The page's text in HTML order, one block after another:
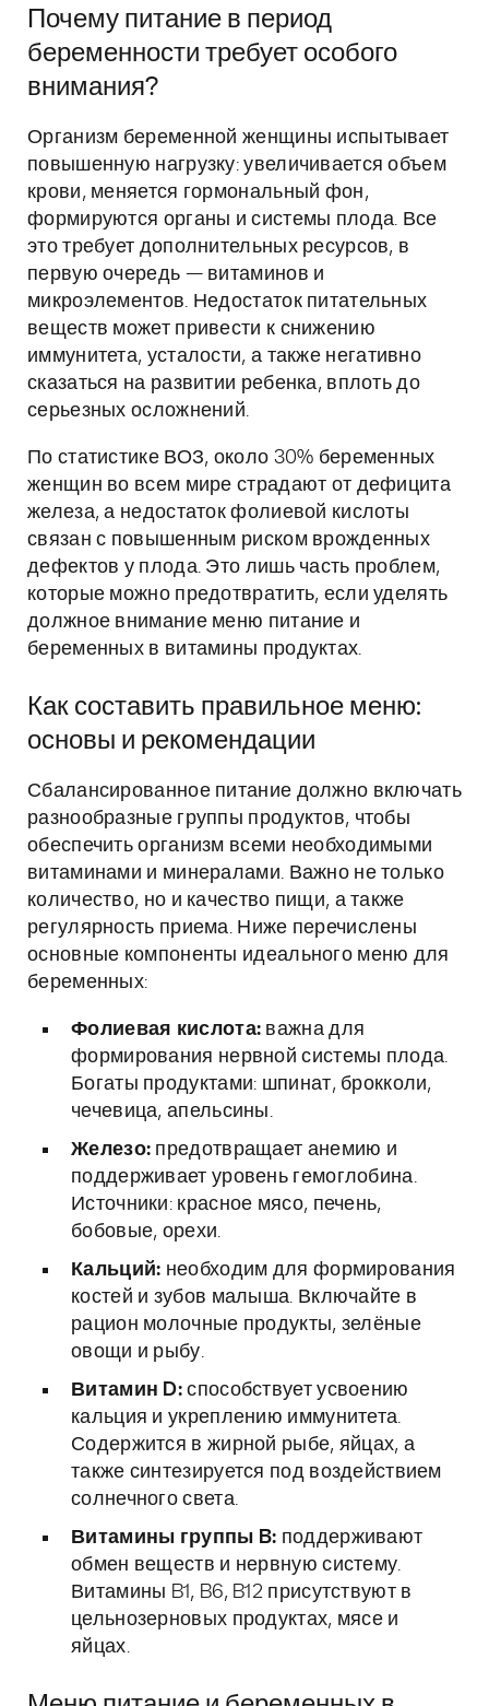
Почему питание в период
беременности требует особого
внимания?
Организм беременной женщины испытывает
повышенную нагрузку: увеличивается объем
крови, меняется гормональный фон,
формируются органы и системы плода. Все
это требует дополнительных ресурсов, в
первую очередь — витаминов и
микроэлементов. Недостаток питательных
веществ может привести к снижению
иммунитета, усталости, а также негативно
сказаться на развитии ребенка, вплоть до
серьезных осложнений.
По статистике ВОЗ, около 30% беременных
женщин во всем мире страдают от дефицита
железа, а недостаток фолиевой кислоты
связан с повышенным риском врожденных
дефектов у плода. Это лишь часть проблем,
которые можно предотвратить, если уделять
должное внимание меню питание и
беременных в витамины продуктах.
Как составить правильное меню:
основы и рекомендации
Сбалансированное питание должно включать
разнообразные группы продуктов, чтобы
обеспечить организм всеми необходимыми
витаминами и минералами. Важно не только
количество, но и качество пищи, а также
регулярность приема. Ниже перечислены
основные компоненты идеального меню для
беременных:
Фолиевая кислота: важна для
формирования нервной системы плода.
Богаты продуктами: шпинат, брокколи,
чечевица, апельсины.
Железо: предотвращает анемию и
поддерживает уровень гемоглобина.
Источники: красное мясо, печень,
бобовые, орехи.
Кальций: необходим для формирования
костей и зубов малыша. Включайте в
рацион молочные продукты, зелёные
овощи и рыбу.
Витамин D: способствует усвоению
кальция и укреплению иммунитета.
Содержится в жирной рыбе, яйцах, а
также синтезируется под воздействием
солнечного света.
Витамины группы B: поддерживают
обмен веществ и нервную систему.
Витамины B1, B6, B12 присутствуют в
цельнозерновых продуктах, мясе и
яйцах.